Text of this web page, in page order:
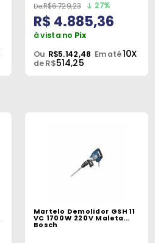
R$6.729,23 27%
R$ 4.885,36
à vista no Pix
Ou R$5.142,48 Em até10X
de R$514,25
Martelo Demolidor GSH 11
VC 1700W 220V Maleta
Bosch